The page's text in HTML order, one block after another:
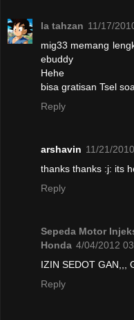
la tahzan 11/17/
mig33 memang
ebuddy
Hehe
bisa gratisan Tsel
Reply
arshavin 11/21/
thanks thanks :j: its
Reply
Sepeda Motor
Honda 4/04/2012
IZIN SEDOT GAN,,,
Reply